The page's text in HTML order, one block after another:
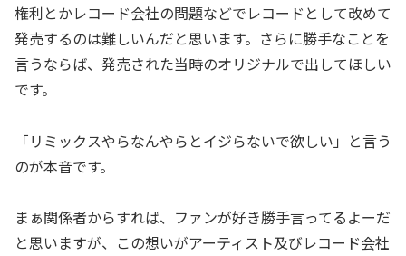
権利とかレコード会社の問題などでレコードとして改めて
発売するのは難しいんだと思います。さらに勝手なことを
言うならば、発売された当時のオリジナルで出してほしい
です。
「リミックスやらなんやらとイジらないで欲しい」と言う
のが本音です。
まぁ関係者からすれば、ファンが好き勝手言ってるよーだ
と思いますが、この想いがアーティスト及びレコード会社